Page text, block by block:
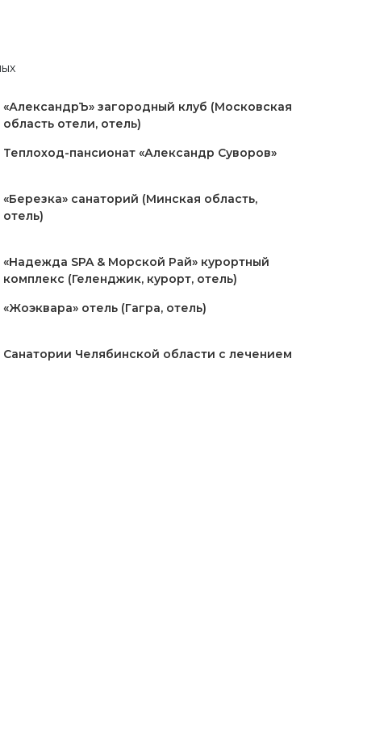
«АлександрЪ» загородный клуб (Московская
область отели, отель)
Теплоход-пансионат «Александр Суворов»
«Березка» санаторий (Минская область,
отель)
«Надежда SPA & Морской Рай» курортный
комплекс (Геленджик, курорт, отель)
«Жоэквара» отель (Гагра, отель)
Санатории Челябинской области с лечением